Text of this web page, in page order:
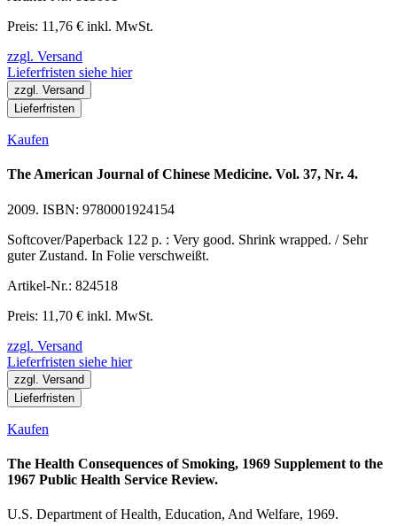
Preis: 11,76 € inkl. MwSt.
zzgl. Versand
Lieferfristen siehe hier
zzgl. Versand
Lieferfristen
Kaufen
The American Journal of Chinese Medicine. Vol. 37, Nr. 4.
2009. ISBN: 9780001924154
Softcover/Paperback 122 p. : Very good. Shrink wrapped. / Sehr
guter Zustand. In Folie verschweißt.
Artikel-Nr.: 824518
Preis: 11,70 € inkl. MwSt.
zzgl. Versand
Lieferfristen siehe hier
zzgl. Versand
Lieferfristen
Kaufen
The Health Consequences of Smoking, 1969 Supplement to the
1967 Public Health Service Review.
U.S. Department of Health, Education, And Welfare, 1969.